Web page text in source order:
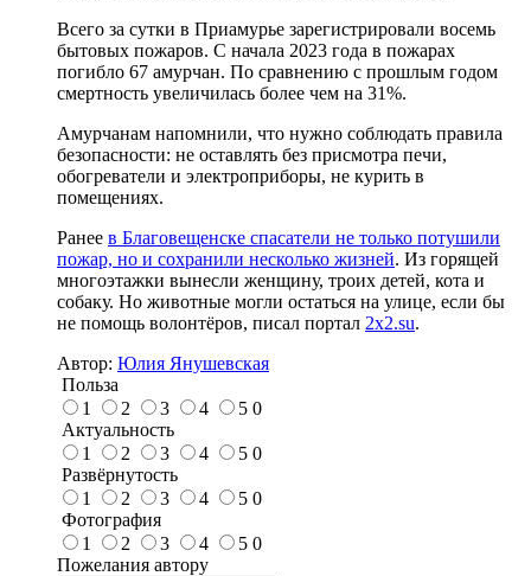
Всего за сутки в Приамурье зарегистрировали восемь
бытовых пожаров. С начала 2023 года в пожарах
погибло 67 амурчан. По сравнению с прошлым годом
смертность увеличилась более чем на 31%.
Амурчанам напомнили, что нужно соблюдать правила
безопасности: не оставлять без присмотра печи,
обогреватели и электроприборы, не курить в
помещениях.
Ранее в Благовещенске спасатели не только потушили
пожар, но и сохранили несколько жизней. Из горящей
многоэтажки вынесли женщину, троих детей, кота и
собаку. Но животные могли остаться на улице, если бы
не помощь волонтёров, писал портал 2x2.su.
Автор: Юлия Янушевская
Польза
1
2 3 4 5 0
Актуальность
1
2 3 4 5 0
Развёрнутость
1
2 3 4 5 0
Фотография
1
2 3 4 5 0
Пожелания автору